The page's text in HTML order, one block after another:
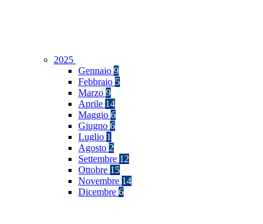
2025
Gennaio 9
Febbraio 5
Marzo 9
Aprile 14
Maggio 6
Giugno 6
Luglio 1
Agosto 2
Settembre 12
Ottobre 15
Novembre 14
Dicembre 6